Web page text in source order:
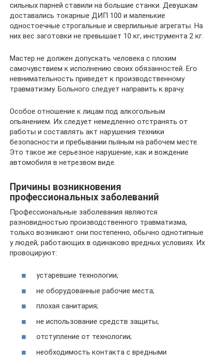
сильных парней ставили на большие станки. Девушкам
доставались токарные ДИП 100 и маленькие
одностоечные строгальные и сверлильные агрегаты. На
них вес заготовки не превышает 10 кг, инструмента 2 кг.
Мастер не должен допускать человека с плохим
самочувствием к исполнению своих обязанностей. Его
невнимательность приведет к производственному
травматизму. Больного следует направить к врачу.
Особое отношение к лицам под алкогольным
опьянением. Их следует немедленно отстранять от
работы и составлять акт нарушения техники
безопасности и пребывании пьяным на рабочем месте.
Это такое же серьезное нарушение, как и вождение
автомобиля в нетрезвом виде.
Причины возникновения
профессиональных заболеваний
Профессиональные заболевания являются
разновидностью производственного травматизма,
только возникают они постепенно, обычно однотипные
у людей, работающих в одинаково вредных условиях. Их
провоцируют:
устаревшие технологии;
не оборудованные рабочие места;
плохая санитария;
не использование средств защиты;
отступление от технологии;
необходимость контакта с вредными